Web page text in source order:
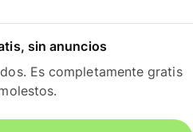
sin anuncios
Es completamente gratis